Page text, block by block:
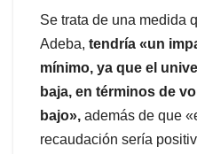
Se trata de una medida
Adeba, tendría «un
mínimo, ya que el
baja, en términos de
bajo», además de que
recaudación sería